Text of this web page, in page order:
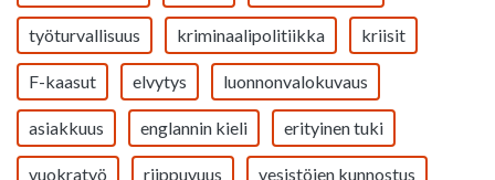
työturvallisuus kriminaalipolitiikka kriisit
F-kaasut elvytys luonnonvalokuvaus
asiakkuus englannin kieli erityinen tuki
vuokratyö riippuvuus vesistöjen kunnostus